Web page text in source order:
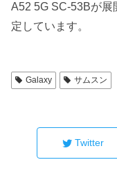
A52 5G SC-53Bが展
定しています。
Galaxy サムスン
Twitter